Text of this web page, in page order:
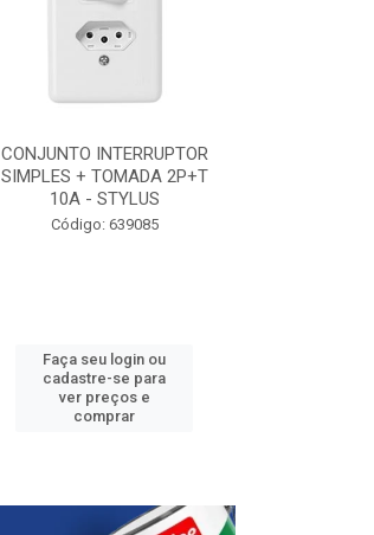
CONJUNTO INTERRUPTOR
SIMPLES + TOMADA 2P+T
10A - STYLUS
Código: 639085
Faça seu login ou
cadastre-se para
ver preços e
comprar